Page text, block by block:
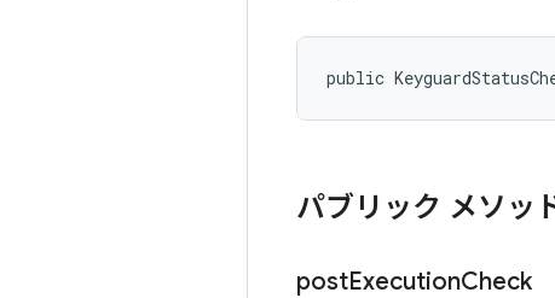
public
パブリック メソッ
postExecutionCheck